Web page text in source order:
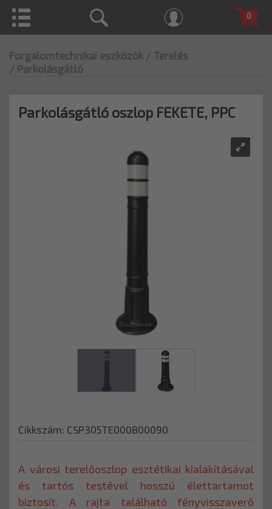
0
Forgalomtechnikai eszközök / Terelés
/ Parkolásgátló
Parkolásgátló oszlop FEKETE, PPC
Cikkszám: CSP305TE000800090
A városi terelőoszlop esztétikai kialakításával
és tartós testével hosszú élettartamot
biztosít. A rajta található fényvisszaverő